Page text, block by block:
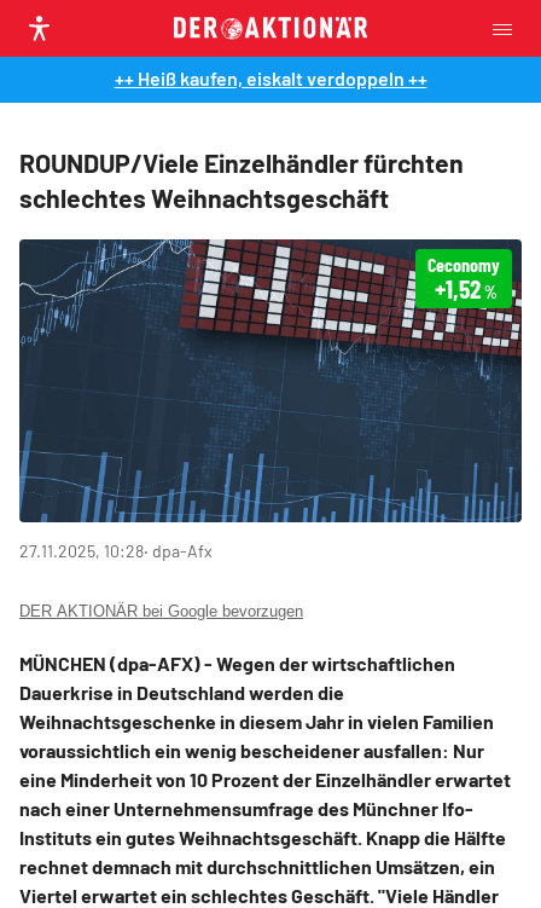
++ Heiß kaufen, eiskalt verdoppeln ++
ROUNDUP/Viele Einzelhändler fürchten
schlechtes Weihnachtsgeschäft
Ceconomy
+1,52%
27.11.2025, 10:28‧ dpa-Afx
DER AKTIONÄR bei Google bevorzugen
MÜNCHEN (dpa-AFX) - Wegen der wirtschaftlichen
Dauerkrise in Deutschland werden die
Weihnachtsgeschenke in diesem Jahr in vielen Familien
voraussichtlich ein wenig bescheidener ausfallen: Nur
eine Minderheit von 10 Prozent der Einzelhändler erwartet
nach einer Unternehmensumfrage des Münchner Ifo-
Instituts ein gutes Weihnachtsgeschäft. Knapp die Hälfte
rechnet demnach mit durchschnittlichen Umsätzen, ein
Viertel erwartet ein schlechtes Geschäft. "Viele Händler